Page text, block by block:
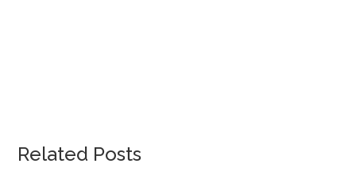
Related Posts